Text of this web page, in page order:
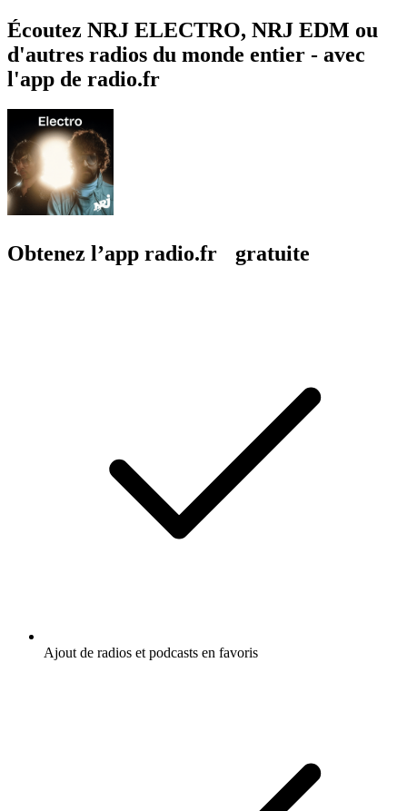
Écoutez NRJ ELECTRO, NRJ EDM ou
d'autres radios du monde entier - avec
l'app de radio.fr
Obtenez l’app radio.fr gratuite
Ajout de radios et podcasts en favoris